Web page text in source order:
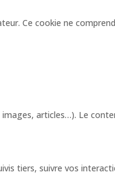
Ce cookie ne
articles…). Le
tiers, suivre vos